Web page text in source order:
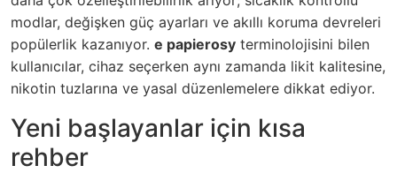
modlar, değişken güç ayarları ve akıllı koruma devreleri
popülerlik kazanıyor. e papierosy terminolojisini bilen
kullanıcılar, cihaz seçerken aynı zamanda likit kalitesine,
nikotin tuzlarına ve yasal düzenlemelere dikkat ediyor.
Yeni başlayanlar için kısa
rehber